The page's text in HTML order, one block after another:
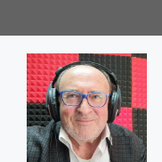
al
contenuto